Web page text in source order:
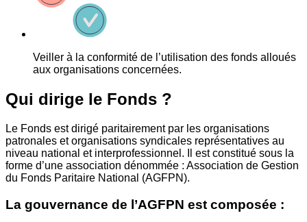
Veiller à la conformité de l’utilisation des fonds alloués
aux organisations concernées.
Qui dirige le Fonds ?
Le Fonds est dirigé paritairement par les organisations
patronales et organisations syndicales représentatives au
niveau national et interprofessionnel. Il est constitué sous la
forme d’une association dénommée : Association de Gestion
du Fonds Paritaire National (AGFPN).
La gouvernance de l’AGFPN est composée :